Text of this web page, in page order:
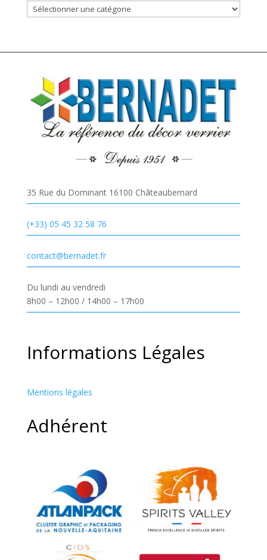
Catégories
35 Rue du Dominant 16100 Châteaubernard
(+33) 05 45 32 58 76
contact@bernadet.fr
Du lundi au vendredi
8h00 – 12h00 / 14h00 – 17h00
Informations Légales
Mentions légales
Adhérent